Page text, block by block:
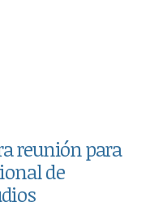
reunión para
de